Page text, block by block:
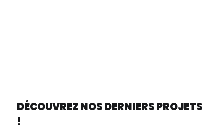
DÉCOUVREZ NOS DERNIERS PROJETS
!